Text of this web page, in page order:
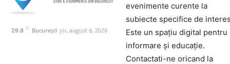
29.8 C București joi, august 6, 2026
evenimente curente la
subiecte specifice de
Este un spațiu digital pentru
informare și educație.
Contactati-ne oricand la